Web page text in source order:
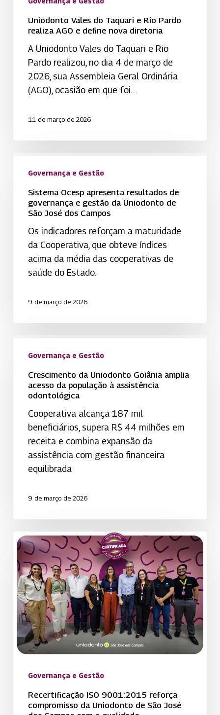
Uniodonto Vales do Taquari e Rio Pardo
realiza AGO e define nova diretoria
A Uniodonto Vales do Taquari e Rio
Pardo realizou, no dia 4 de março de
2026, sua Assembleia Geral Ordinária
(AGO), ocasião em que foi…
11 de março de 2026
Ocesp
resultados
governança
gestão
Campos
Governança e Gestão
Sistema Ocesp apresenta resultados de
governança e gestão da Uniodonto de
São José dos Campos
Os indicadores reforçam a maturidade
da Cooperativa, que obteve índices
acima da média das cooperativas de
saúde do Estado.
9 de março de 2026
Goiânia
amplia
acesso
população
assistência
Governança e Gestão
Crescimento da Uniodonto Goiânia amplia
acesso da população à assistência
odontológica
Cooperativa alcança 187 mil
beneficiários, supera R$ 44 milhões em
receita e combina expansão da
assistência com gestão financeira
equilibrada
9 de março de 2026
Recertificação
ISO
9001:2015
reforça
compromisso
Uniodonto
de
São
com
Governança e Gestão
Recertificação ISO 9001:2015 reforça
compromisso da Uniodonto de São José